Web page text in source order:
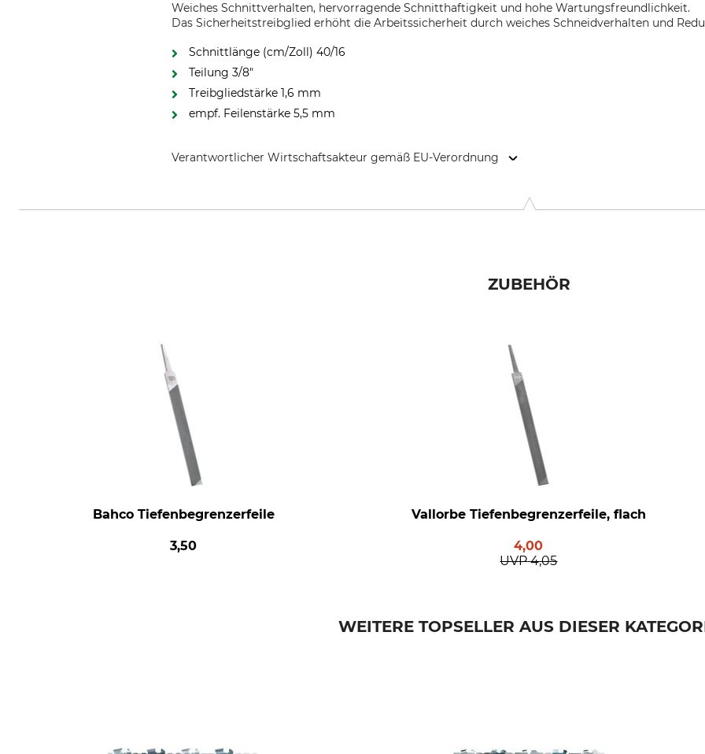
Weiches Schnittverhalten, hervorragende Schnitthaftigkeit und hohe Wartungsfreundlichkeit.
Das Sicherheitstreibglied erhöht die Arbeitssicherheit durch weiches Schneidverhalten und
Schnittlänge (cm/Zoll) 40/16
Teilung 3/8"
Treibgliedstärke 1,6 mm
empf. Feilenstärke 5,5 mm
Verantwortlicher Wirtschaftsakteur gemäß EU-Verordnung
ZUBEHÖR
Bahco Tiefenbegrenzerfeile
3,50
Vallorbe Tiefenbegrenzerfeile, flach
4,00
UVP 4,05
WEITERE TOPSELLER AUS DIESER